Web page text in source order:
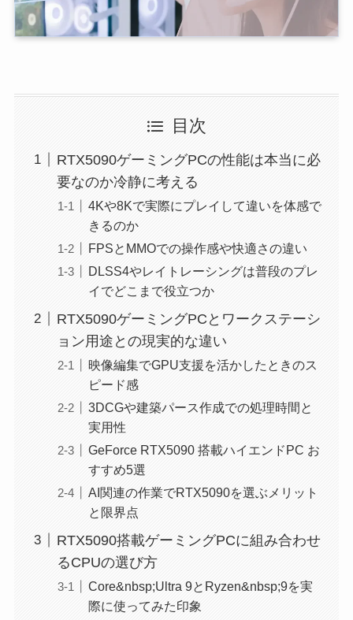
目次
RTX5090ゲーミングPCの性能は本当に必
要なのか冷静に考える
4Kや8Kで実際にプレイして違いを体感で
きるのか
FPSとMMOでの操作感や快適さの違い
DLSS4やレイトレーシングは普段のプレ
イでどこまで役立つか
RTX5090ゲーミングPCとワークステーシ
ョン用途との現実的な違い
映像編集でGPU支援を活かしたときのス
ピード感
3DCGや建築パース作成での処理時間と
実用性
GeForce RTX5090 搭載ハイエンドPC お
すすめ5選
AI関連の作業でRTX5090を選ぶメリット
と限界点
RTX5090搭載ゲーミングPCに組み合わせ
るCPUの選び方
Core&nbsp;Ultra 9とRyzen&nbsp;9を実
際に使ってみた印象